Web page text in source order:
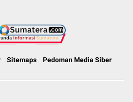
Sitemaps Pedoman Media Siber